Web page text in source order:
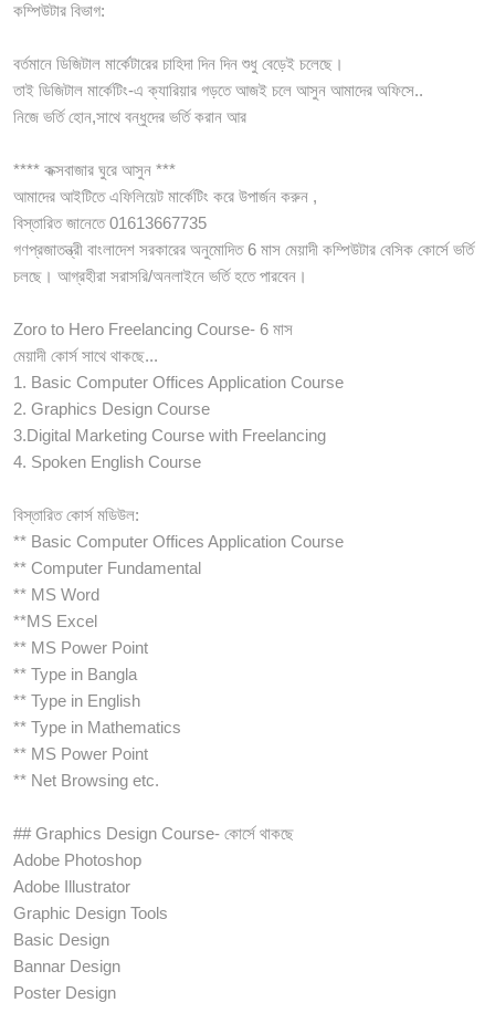
কম্পিউটার বিভাগ:
বর্তমানে ডিজিটাল মার্কেটারের চাহিদা দিন দিন শুধু বেড়েই চলেছে।
তাই ডিজিটাল মার্কেটিং-এ ক্যারিয়ার গড়তে আজই চলে আসুন আমাদের অফিসে..
নিজে ভর্তি হোন,সাথে বন্ধুদের ভর্তি করান আর
**** কক্সবাজার ঘুরে আসুন ***
আমাদের আইটিতে এফিলিয়েট মার্কেটিং করে উপার্জন করুন ,
বিস্তারিত জানেতে 01613667735
গণপ্রজাতন্ত্রী বাংলাদেশ সরকারের অনুমোদিত 6 মাস মেয়াদী কম্পিউটার বেসিক কোর্সে ভর্তি
চলছে। আগ্রহীরা সরাসরি/অনলাইনে ভর্তি হতে পারবেন।
Zoro to Hero Freelancing Course- 6 মাস
মেয়াদী কোর্স সাথে থাকছে...
1. Basic Computer Offices Application Course
2. Graphics Design Course
3.Digital Marketing Course with Freelancing
4. Spoken English Course
বিস্তারিত কোর্স মডিউল:
** Basic Computer Offices Application Course
** Computer Fundamental
** MS Word
**MS Excel
** MS Power Point
** Type in Bangla
** Type in English
** Type in Mathematics
** MS Power Point
** Net Browsing etc.
## Graphics Design Course- কোর্সে থাকছে
Adobe Photoshop
Adobe Illustrator
Graphic Design Tools
Basic Design
Bannar Design
Poster Design